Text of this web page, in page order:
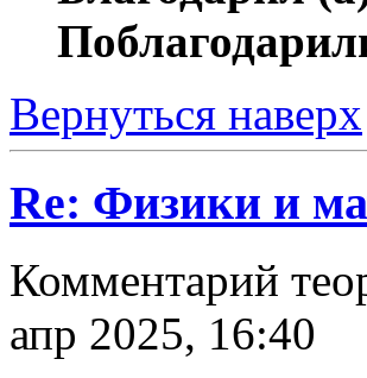
Вернуться наверх
Re: Физики и
Комментарий
апр 2025, 16:40